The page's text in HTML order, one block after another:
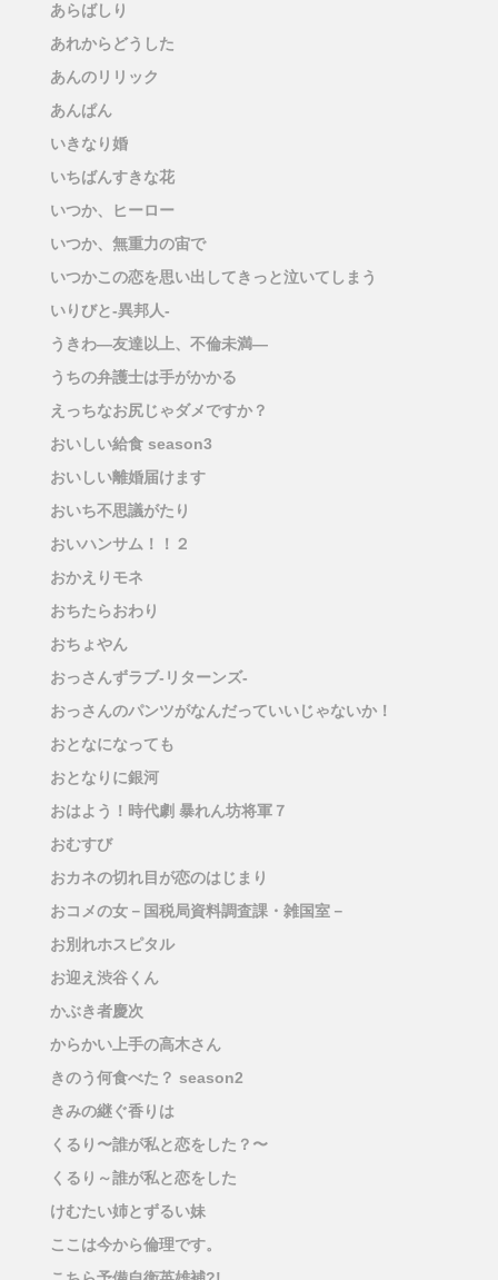
あらばしり
あれからどうした
あんのリリック
あんぱん
いきなり婚
いちばんすきな花
いつか、ヒーロー
いつか、無重力の宙で
いつかこの恋を思い出してきっと泣いてしまう
いりびと-異邦人-
うきわ―友達以上、不倫未満―
うちの弁護士は手がかかる
えっちなお尻じゃダメですか？
おいしい給食 season3
おいしい離婚届けます
おいち不思議がたり
おいハンサム！！２
おかえりモネ
おちたらおわり
おちょやん
おっさんずラブ-リターンズ-
おっさんのパンツがなんだっていいじゃないか！
おとなになっても
おとなりに銀河
おはよう！時代劇 暴れん坊将軍７
おむすび
おカネの切れ目が恋のはじまり
おコメの女－国税局資料調査課・雑国室－
お別れホスピタル
お迎え渋谷くん
かぶき者慶次
からかい上手の高木さん
きのう何食べた？ season2
きみの継ぐ香りは
くるり〜誰が私と恋をした？〜
くるり～誰が私と恋をした
けむたい姉とずるい妹
ここは今から倫理です。